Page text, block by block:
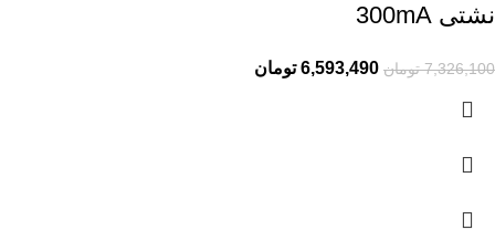
نشتی 300mA
7,326,100 تومان 6,593,490 تومان